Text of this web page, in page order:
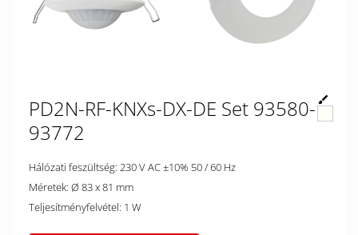
PD2N-RF-KNXs-DX-DE Set 93580-
93772
Hálózati feszültség: 230 V AC ±10% 50 / 60 Hz
Méretek: Ø 83 x 81 mm
Teljesítményfelvétel: 1 W